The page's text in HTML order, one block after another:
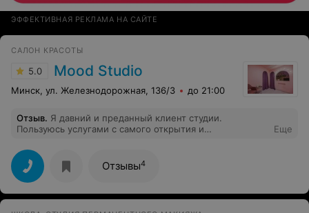
ЭФФЕКТИВНАЯ РЕКЛАМА НА САЙТЕ
САЛОН КРАСОТЫ
5.0 Mood Studio
Минск, ул. Железнодорожная, 136/3 до 21:00
Отзыв. Я давний и преданный клиент студии.
Пользуюсь услугами с самого открытия и
клиентоориентированный сервис! ???? Спасибо вам за
вашу работу и теплые приемы
Еще
Отзывы4